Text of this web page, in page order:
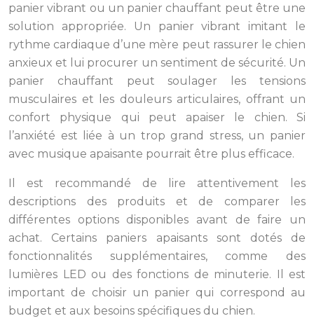
panier vibrant ou un panier chauffant peut être une
solution appropriée. Un panier vibrant imitant le
rythme cardiaque d’une mère peut rassurer le chien
anxieux et lui procurer un sentiment de sécurité. Un
panier chauffant peut soulager les tensions
musculaires et les douleurs articulaires, offrant un
confort physique qui peut apaiser le chien. Si
l’anxiété est liée à un trop grand stress, un panier
avec musique apaisante pourrait être plus efficace.
Il est recommandé de lire attentivement les
descriptions des produits et de comparer les
différentes options disponibles avant de faire un
achat. Certains paniers apaisants sont dotés de
fonctionnalités supplémentaires, comme des
lumières LED ou des fonctions de minuterie. Il est
important de choisir un panier qui correspond au
budget et aux besoins spécifiques du chien.